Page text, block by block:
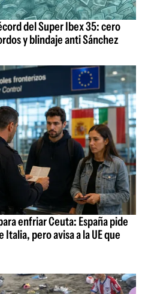
del Super Ibex 35: cero
y blindaje anti Sánchez
enfriar Ceuta: España pide
Italia, pero avisa a la UE que